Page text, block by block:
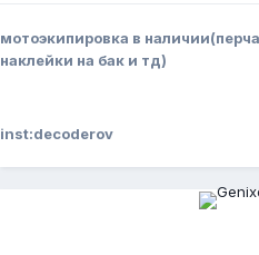
мотоэкипировка в
наклейки на бак и тд)
inst:decoderov